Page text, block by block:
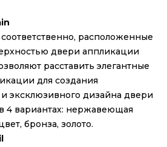
расположенные
двери аппликации
расставить элегантные
для создания
эксклюзивного дизайна двери
4 вариантах: нержавеющая
бронза, золото.